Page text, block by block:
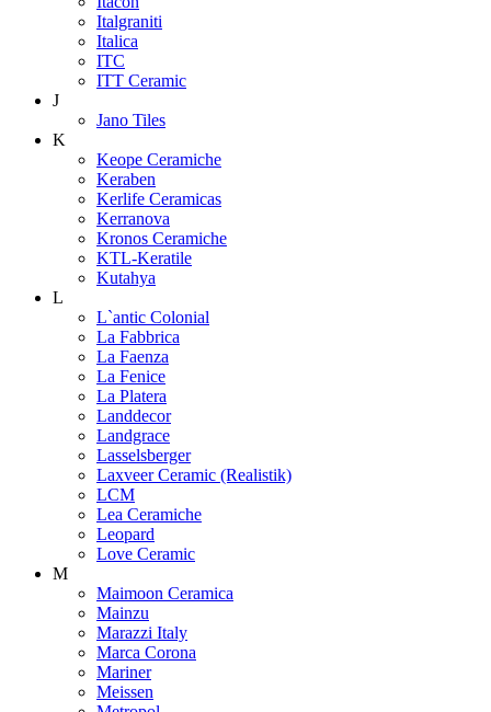
Italgraniti
Italica
ITC
ITT Ceramic
J
Jano Tiles
K
Keope Ceramiche
Keraben
Kerlife Ceramicas
Kerranova
Kronos Ceramiche
KTL-Keratile
Kutahya
L
L`antic Colonial
La Fabbrica
La Faenza
La Fenice
La Platera
Landdecor
Landgrace
Lasselsberger
Laxveer Ceramic (Realistik)
LCM
Lea Ceramiche
Leopard
Love Ceramic
M
Maimoon Ceramica
Mainzu
Marazzi Italy
Marca Corona
Mariner
Meissen